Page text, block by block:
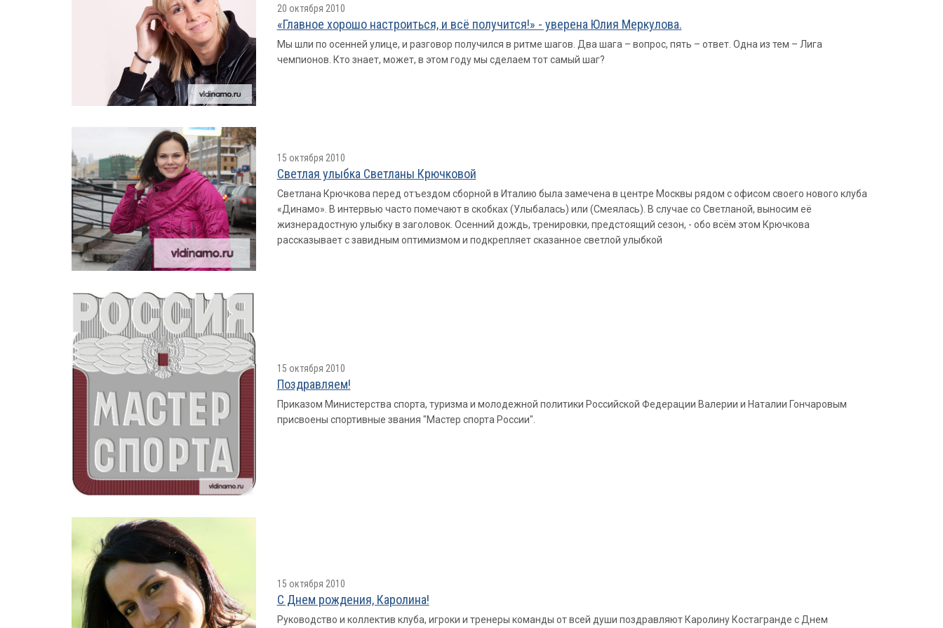
20 октября 2010
«Главное хорошо настроиться, и всё получится!» - уверена Юлия Меркулова.
Мы шли по осенней улице, и разговор получился в ритме шагов. Два шага – вопрос, пять – ответ. Одна из тем – Лига
чемпионов. Кто знает, может, в этом году мы сделаем тот самый шаг?
15 октября 2010
Светлая улыбка Светланы Крючковой
Светлана Крючкова перед отъездом сборной в Италию была замечена в центре Москвы рядом с офисом своего нового клуба
«Динамо». В интервью часто помечают в скобках (Улыбалась) или (Смеялась). В случае со Светланой, выносим её
жизнерадостную улыбку в заголовок. Осенний дождь, тренировки, предстоящий сезон, - обо всём этом Крючкова
рассказывает с завидным оптимизмом и подкрепляет сказанное светлой улыбкой
15 октября 2010
Поздравляем!
Приказом Министерства спорта, туризма и молодежной политики Российской Федерации Валерии и Наталии Гончаровым
присвоены спортивные звания "Мастер спорта России".
15 октября 2010
С Днем рождения, Каролина!
Руководство и коллектив клуба, игроки и тренеры команды от всей души поздравляют Каролину Костагранде с Днем